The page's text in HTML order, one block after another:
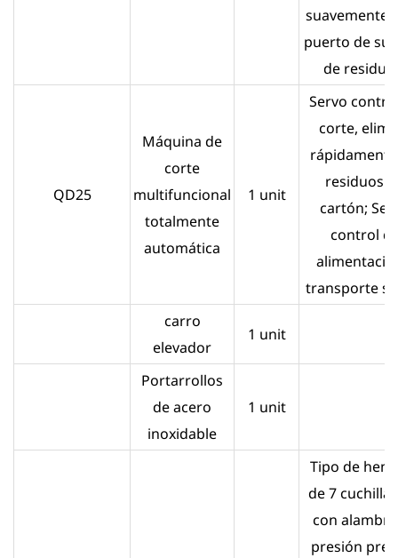
suavemente
puerto de
de
QD25
Máquina de
corte
multifuncional
totalmente
automática
1 unit
Servo
corte,
residuos
cartón;
control
transporte
carro
elevador
1 unit
Portarrollos
de acero
inoxidable
1 unit
Tipo de
de 7
con
presión